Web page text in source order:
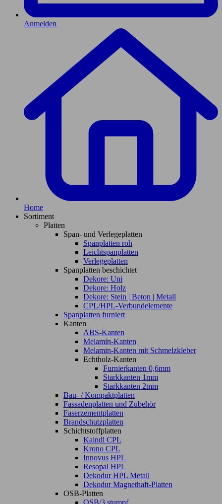
Anmelden
Home
Sortiment
Platten
Span- und Verlegeplatten
Spanplatten roh
Leichtspanplatten
Verlegeplatten
Spanplatten beschichtet
Dekore: Uni
Dekore: Holz
Dekore: Stein | Beton | Metall
CPL/HPL-Verbundelemente
Spanplatten furniert
Kanten
ABS-Kanten
Melamin-Kanten
Melamin-Kanten mit Schmelzkleber
Echtholz-Kanten
Furnierkanten 0,6mm
Starkkanten 1mm
Starkkanten 2mm
Bau- / Kompaktplatten
Fassadenplatten und Zubehör
Faserzementplatten
Brandschutzplatten
Schichtstoffplatten
Kaindl CPL
Krono CPL
Innovus HPL
Resopal HPL
Dekodur HPL Metall
Dekodur Magnethaft-Platten
OSB-Platten